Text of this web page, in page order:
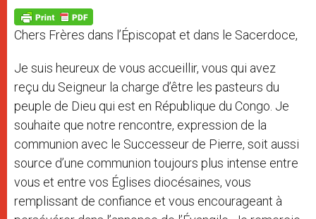
p
p
g
e
r
o
k
Chers Frères dans l’Épiscopat et dans le Sacerdoce,
Je suis heureux de vous accueillir, vous qui avez
reçu du Seigneur la charge d’être les pasteurs du
peuple de Dieu qui est en République du Congo. Je
souhaite que notre rencontre, expression de la
communion avec le Successeur de Pierre, soit aussi
source d’une communion toujours plus intense entre
vous et entre vos Églises diocésaines, vous
remplissant de confiance et vous encourageant à